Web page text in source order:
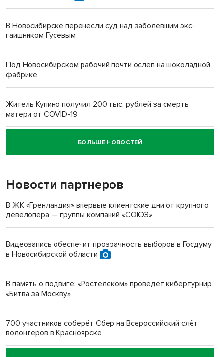
В Новосибирске перенесли суд над заболевшим экс-
гаишником Гусевым
Под Новосибирском рабочий почти ослеп на шоколадной
фабрике
Житель Купино получил 200 тыс. рублей за смерть
матери от COVID-19
Новосибирский суд наказал водителя за смерть
пенсионерки на вокзале
«Мы живём на пастбище!»: в новосибирском селе лошади
терроризируют жителей
Новосибирский преподаватель с женой вошли в топ-16
БОЛЬШЕ НОВОСТЕЙ
Новости партнеров
В ЖК «Гренландия» впервые клиентские дни от крупного
девелопера — группы компаний «СОЮЗ»
Видеозапись обеспечит прозрачность выборов в Госдуму
в Новосибирской области
В память о подвиге: «Ростелеком» проведет кибертурнир
«Битва за Москву»
700 участников соберёт Сбер на Всероссийский слёт
волонтёров в Красноярске